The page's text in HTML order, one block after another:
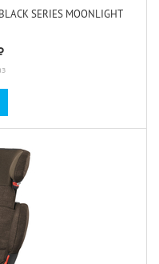
SERIES MOONLIGHT